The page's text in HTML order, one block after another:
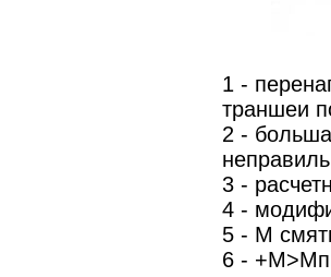
1 -
траншеи
2 -
3 -
4 -
5 - М
6 -